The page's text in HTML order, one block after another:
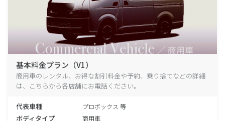
基本料金プラン（V1）
商用車のレンタル、お得な割引料金や予約、乗り捨てなどの詳細
は、こちらから各店舗にお電話ください。
代表車種 プロボックス 等
ボディタイプ 商用車